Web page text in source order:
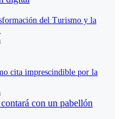
del Turismo y la
cita imprescindible por la